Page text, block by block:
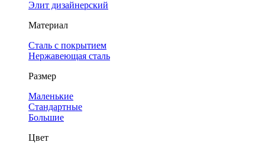
Элит дизайнерский
Материал
Сталь с покрытием
Нержавеющая сталь
Размер
Маленькие
Стандартные
Большие
Цвет